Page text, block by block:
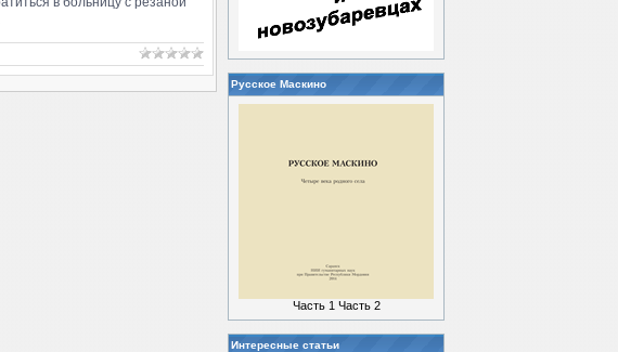
Русское Маскино
Часть 1 Часть 2
Интересные статьи